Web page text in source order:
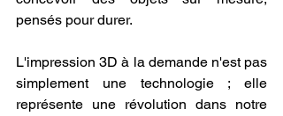
pensés pour durer.
L'impression 3D à la demande n'est pas
simplement une technologie ; elle
représente une révolution dans notre